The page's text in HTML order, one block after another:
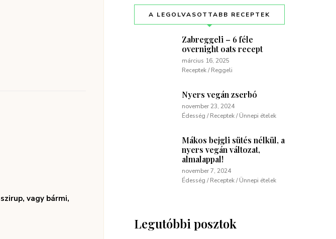
vagy bármi,
A LEGOLVASOTTABB RECEPTEK
Zabreggeli – 6 féle
overnight oats recept
március 16, 2025
Receptek / Reggeli
Nyers vegán zserbó
november 23, 2024
Édesség / Receptek / Ünnepi ételek
Mákos bejgli sütés nélkül, a
nyers vegán változat,
almalappal!
november 7, 2024
Édesség / Receptek / Ünnepi ételek
Legutóbbi posztok